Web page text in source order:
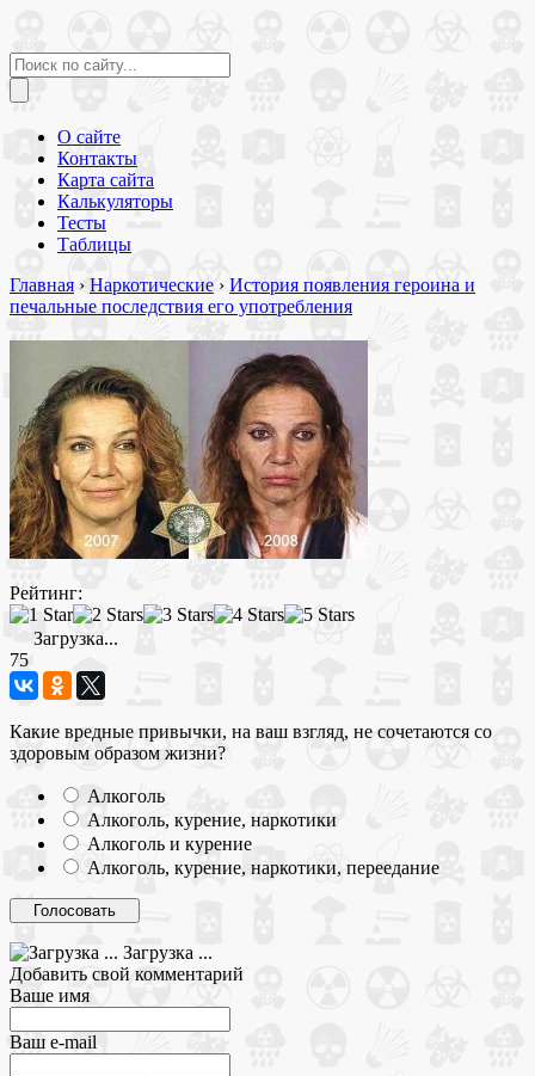
О сайте
Контакты
Карта сайта
Калькуляторы
Тесты
Таблицы
Главная › Наркотические › История появления героина и
печальные последствия его употребления
Рейтинг:
Загрузка...
75
Какие вредные привычки, на ваш взгляд, не сочетаются со
здоровым образом жизни?
Алкоголь
Алкоголь, курение, наркотики
Алкоголь и курение
Алкоголь, курение, наркотики, переедание
Загрузка ...
Добавить свой комментарий
Ваше имя
Ваш e-mail